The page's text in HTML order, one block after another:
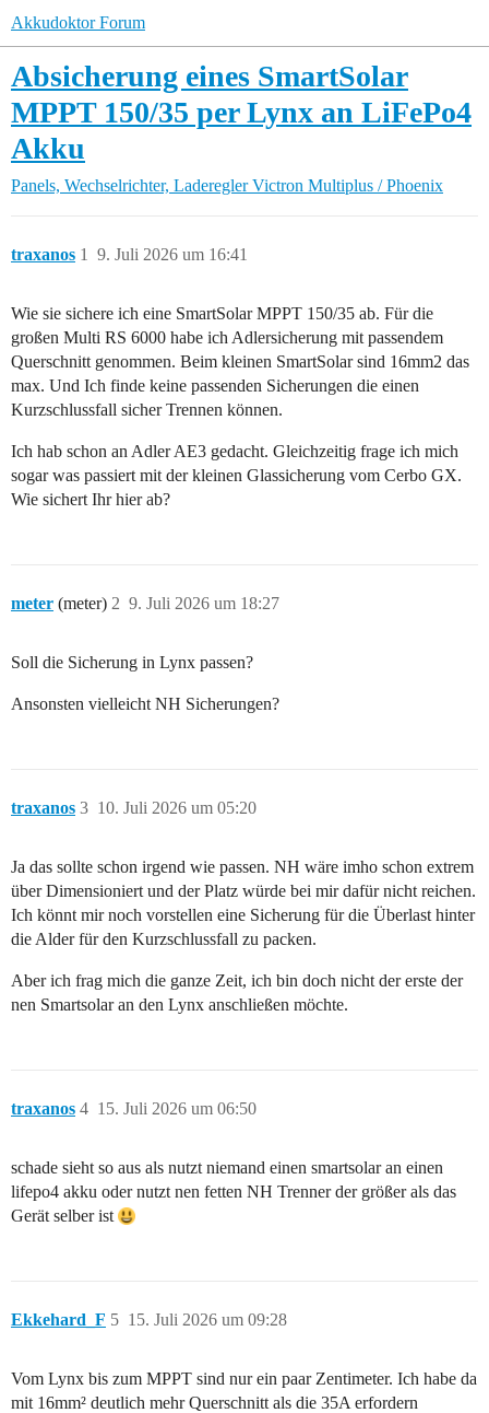
Akkudoktor Forum
Absicherung eines SmartSolar
MPPT 150/35 per Lynx an LiFePo4
Akku
Panels, Wechselrichter, Laderegler Victron Multiplus / Phoenix
traxanos 9. Juli 2026 um 16:41
1
Wie sie sichere ich eine SmartSolar MPPT 150/35 ab. Für die
großen Multi RS 6000 habe ich Adlersicherung mit passendem
Querschnitt genommen. Beim kleinen SmartSolar sind 16mm2 das
max. Und Ich finde keine passenden Sicherungen die einen
Kurzschlussfall sicher Trennen können.
Ich hab schon an Adler AE3 gedacht. Gleichzeitig frage ich mich
sogar was passiert mit der kleinen Glassicherung vom Cerbo GX.
Wie sichert Ihr hier ab?
meter (meter) 9. Juli 2026 um 18:27
2
Soll die Sicherung in Lynx passen?
Ansonsten vielleicht NH Sicherungen?
traxanos 10. Juli 2026 um 05:20
3
Ja das sollte schon irgend wie passen. NH wäre imho schon extrem
über Dimensioniert und der Platz würde bei mir dafür nicht reichen.
Ich könnt mir noch vorstellen eine Sicherung für die Überlast hinter
die Alder für den Kurzschlussfall zu packen.
Aber ich frag mich die ganze Zeit, ich bin doch nicht der erste der
nen Smartsolar an den Lynx anschließen möchte.
traxanos 15. Juli 2026 um 06:50
4
schade sieht so aus als nutzt niemand einen smartsolar an einen
lifepo4 akku oder nutzt nen fetten NH Trenner der größer als das
Gerät selber ist
Ekkehard_F 15. Juli 2026 um 09:28
5
Vom Lynx bis zum MPPT sind nur ein paar Zentimeter. Ich habe da
mit 16mm² deutlich mehr Querschnitt als die 35A erfordern